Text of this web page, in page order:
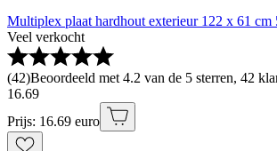
Multiplex plaat hardhout exterieur 122 x 61 cm
Veel verkocht
(42)Beoordeeld met 4.2 van de 5 sterren, 42
16.69
Prijs: 16.69 euro